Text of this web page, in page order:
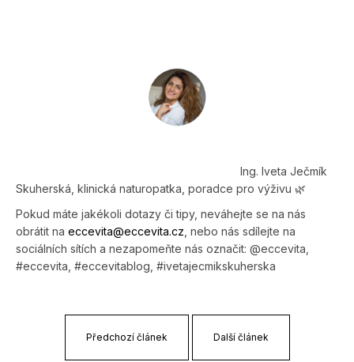
Ing. Iveta Ječmík
Skuherská, klinická naturopatka, poradce pro výživu 🌿
Pokud máte jakékoli dotazy či tipy, neváhejte se na nás
obrátit na eccevita@eccevi­ta.cz , nebo nás sdílejte na
sociálních sítích a nezapomeňte nás označit: @eccevita,
#eccevita, #eccevitablog, #ivetajecmikskuherska
Předchozí článek Další článek